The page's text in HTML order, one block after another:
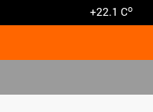
+22.1 Co